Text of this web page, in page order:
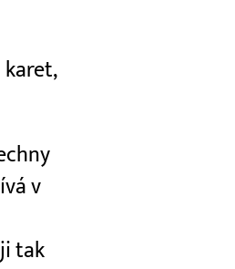
karet,
v
tak